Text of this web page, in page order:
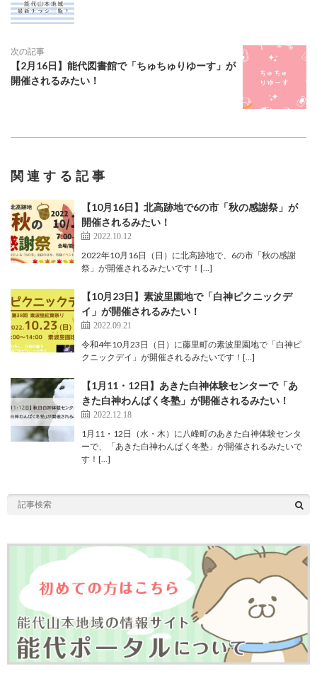
次の記事
【2月16日】能代図書館で「ちゅちゅりゆーす」が
開催されるみたい！
関連する記事
【10月16日】北高跡地で6の市「秋の感謝祭」が
開催されるみたい！
2022.10.12
2022年10月16日（日）に北高跡地で、6の市「秋の感謝
祭」が開催されるみたいです！[…]
【10月23日】素波里園地で「白神ピクニックデ
イ」が開催されるみたい！
2022.09.21
令和4年10月23日（日）に藤里町の素波里園地で「白神ピ
クニックデイ」が開催されるみたいです！[…]
【1月11・12日】あきた白神体験センターで「あ
きた白神わんぱく冬塾」が開催されるみたい！
2022.12.18
1月11・12日（水・木）に八峰町のあきた白神体験センタ
ーで、「あきた白神わんぱく冬塾」が開催されるみたいで
す！[…]